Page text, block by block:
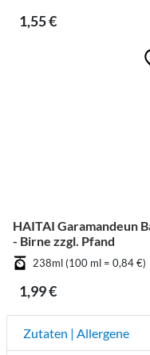
1,55 €
HAITAI Garamandeun
- Birne zzgl. Pfand
238ml (100 ml = 0,84 €)
1,99 €
Zutaten | Allergene